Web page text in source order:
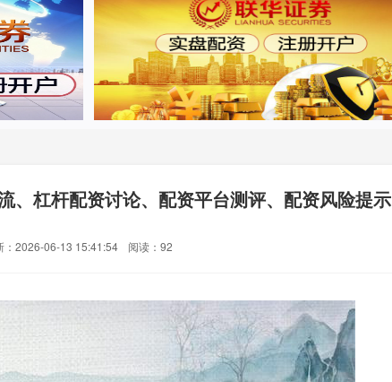
、杠杆配资讨论、配资平台测评、配资风险提示
：2026-06-13 15:41:54 阅读：92